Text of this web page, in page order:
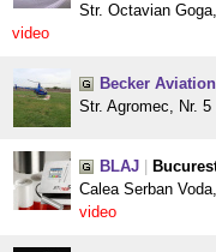
Str. Octavian
video
Becker
Str. Agromec, Nr.
BLAJ
Calea Serban
video